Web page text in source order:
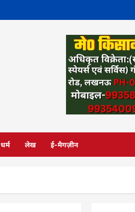
धर्म लेख ई-मैगज़ीन